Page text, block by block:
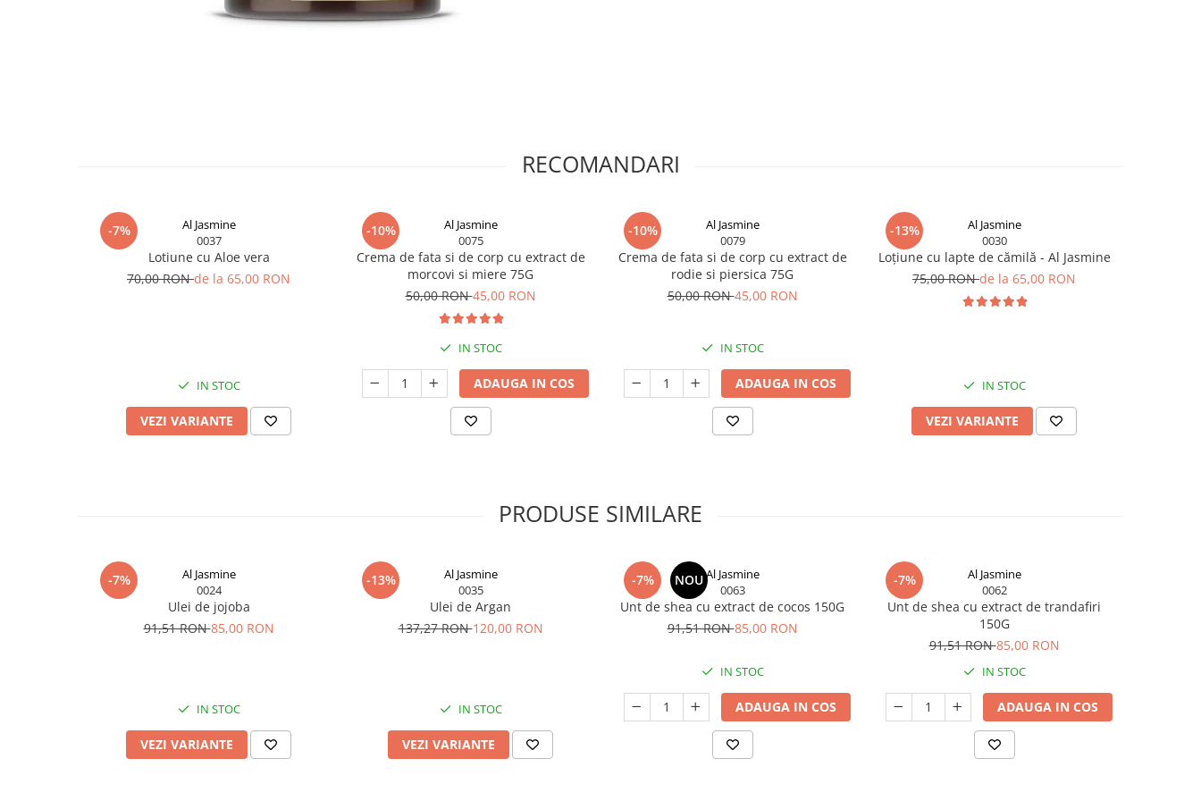
RECOMANDARI
-7%
Al Jasmine
0037
Lotiune cu Aloe vera
70,00 RONde la 65,00 RON
IN STOC
VEZI VARIANTE
-10%
Al Jasmine
0075
Crema de fata si de corp cu extract de
morcovi si miere 75G
50,00 RON45,00 RON
IN STOC
ADAUGA IN COS
-10%
Al Jasmine
0079
Crema de fata si de corp cu extract de
rodie si piersica 75G
50,00 RON45,00 RON
IN STOC
ADAUGA IN COS
-13%
Al Jasmine
0030
Loțiune cu lapte de cămilă - Al Jasmine
75,00 RONde la 65,00 RON
IN STOC
VEZI VARIANTE
PRODUSE SIMILARE
-7%
Al Jasmine
0024
Ulei de jojoba
91,51 RON85,00 RON
IN STOC
VEZI VARIANTE
-13%
Al Jasmine
0035
Ulei de Argan
137,27 RON120,00 RON
IN STOC
VEZI VARIANTE
-7% NOUAl Jasmine
0063
Unt de shea cu extract de cocos 150G
91,51 RON85,00 RON
IN STOC
ADAUGA IN COS
-7%
Al Jasmine
0062
Unt de shea cu extract de trandafiri
150G
91,51 RON85,00 RON
IN STOC
ADAUGA IN COS